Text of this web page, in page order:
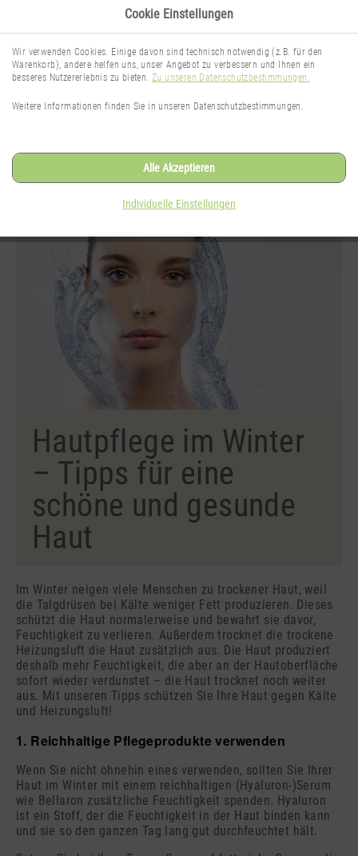
TheNaturalSense Blog
Gesichtspflege
Hautpflege im Winter
– Tipps für eine
schöne und gesunde
Haut
Im Winter neigen viele Menschen zu trockener Haut, weil
die Talgdrüsen bei Kälte weniger Fett produzieren. Dieses
schützt die Haut normalerweise und bewahrt sie davor,
Feuchtigkeit zu verlieren. Außerdem trocknet die trockene
Heizungsluft die Haut zusätzlich aus. Die Haut produziert
deshalb mehr Feuchtigkeit, die aber an der Hautoberfläche
sofort wieder verdunstet – die Haut trocknet noch weiter
aus. Mit unseren Tipps schützen Sie Ihre Haut gegen Kälte
und Heizungsluft!
1. Reichhaltige Pflegeprodukte verwenden
Wenn Sie nicht ohnehin eines verwenden, sollten Sie Ihrer
Haut im Winter mit einem reichhaltigen (Hyaluron-)Serum
wie Bellaron zusätzliche Feuchtigkeit spenden. Hyaluron
ist ein Stoff, der die Feuchtigkeit in der Haut binden kann
und sie so den ganzen Tag lang gut durchfeuchtet hält.
Cookie Einstellungen
Wir verwenden Cookies. Einige davon sind technisch notwendig (z.B. für den
Warenkorb), andere helfen uns, unser Angebot zu verbessern und Ihnen ein
besseres Nutzererlebnis zu bieten. Zu unseren Datenschutzbestimmungen.
Weitere Informationen finden Sie in unseren Datenschutzbestimmungen.
Individuelle Einstellungen
Alle Akzeptieren